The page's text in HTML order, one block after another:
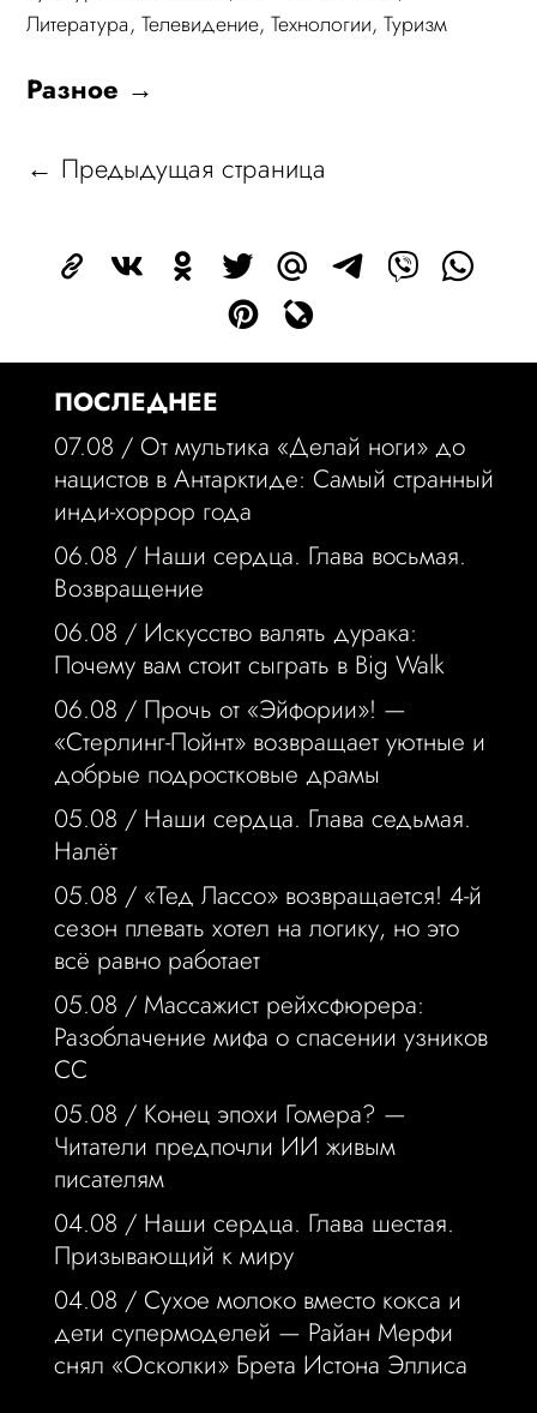
Литература,Телевидение,Технологии,Туризм
Разное →
← Предыдущая страница
ПОСЛЕДНЕЕ
07.08 / От мультика «Делай ноги» до
нацистов в Антарктиде: Самый странный
инди-хоррор года
06.08 / Наши сердца. Глава восьмая.
Возвращение
06.08 / Искусство валять дурака:
Почему вам стоит сыграть в Big Walk
06.08 / Прочь от «Эйфории»! —
«Стерлинг-Пойнт» возвращает уютные и
добрые подростковые драмы
05.08 / Наши сердца. Глава седьмая.
Налёт
05.08 / «Тед Лассо» возвращается! 4-й
сезон плевать хотел на логику, но это
всё равно работает
05.08 / Массажист рейхсфюрера:
Разоблачение мифа о спасении узников
СС
05.08 / Конец эпохи Гомера? —
Читатели предпочли ИИ живым
писателям
04.08 / Наши сердца. Глава шестая.
Призывающий к миру
04.08 / Сухое молоко вместо кокса и
дети супермоделей — Райан Мерфи
снял «Осколки» Брета Истона Эллиса